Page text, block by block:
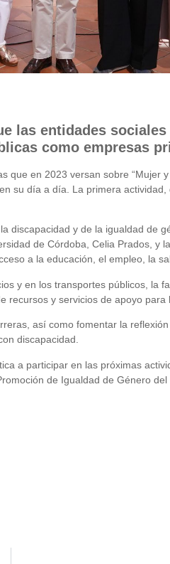
las entidades
como empresas
en 2023 versan sobre “Mujer
su día a día. La primera
y de la igualdad de
de Córdoba, Celia Prados, y
a la educación, el empleo, la
y en los transportes públicos, la
y servicios de apoyo para
así como fomentar la
discapacidad.
a participar en las próximas
de Igualdad de Género